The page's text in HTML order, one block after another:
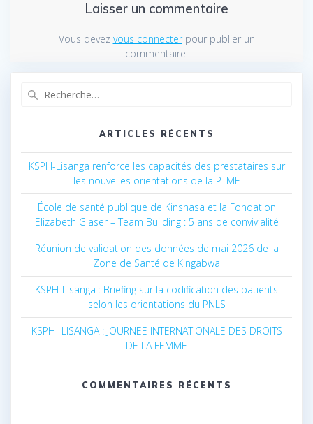
Laisser un commentaire
Vous devez vous connecterpour publier un
commentaire.
ARTICLES RÉCENTS
KSPH-Lisanga renforce les capacités des prestataires sur
les nouvelles orientations de la PTME
École de santé publique de Kinshasa et la Fondation
Elizabeth Glaser – Team Building : 5 ans de convivialité
Réunion de validation des données de mai 2026 de la
Zone de Santé de Kingabwa
KSPH-Lisanga : Briefing sur la codification des patients
selon les orientations du PNLS
KSPH- LISANGA : JOURNEE INTERNATIONALE DES DROITS
DE LA FEMME
COMMENTAIRES RÉCENTS